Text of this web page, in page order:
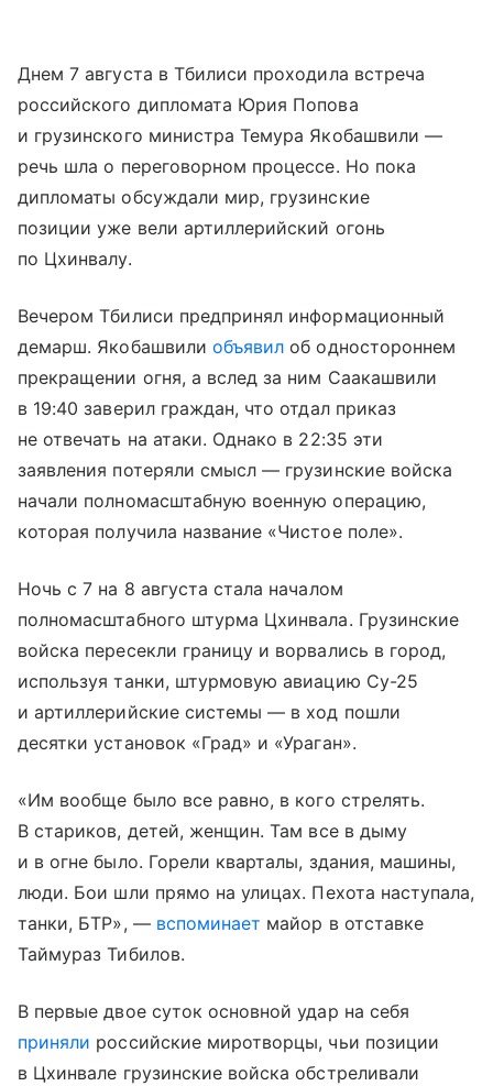
Днем 7 августа в Тбилиси проходила встреча
российского дипломата Юрия Попова
и грузинского министра Темура Якобашвили —
речь шла о переговорном процессе. Но пока
дипломаты обсуждали мир, грузинские
позиции уже вели артиллерийский огонь
по Цхинвалу.
Вечером Тбилиси предпринял информационный
демарш. Якобашвили объявил об одностороннем
прекращении огня, а вслед за ним Саакашвили
в 19:40 заверил граждан, что отдал приказ
не отвечать на атаки. Однако в 22:35 эти
заявления потеряли смысл — грузинские войска
начали полномасштабную военную операцию,
которая получила название «Чистое поле».
Ночь с 7 на 8 августа стала началом
полномасштабного штурма Цхинвала. Грузинские
войска пересекли границу и ворвались в город,
используя танки, штурмовую авиацию Су-25
и артиллерийские системы — в ход пошли
десятки установок «Град» и «Ураган».
«Им вообще было все равно, в кого стрелять.
В стариков, детей, женщин. Там все в дыму
и в огне было. Горели кварталы, здания, машины,
люди. Бои шли прямо на улицах. Пехота наступала,
танки, БТР», — вспоминает майор в отставке
Таймураз Тибилов.
В первые двое суток основной удар на себя
приняли российские миротворцы, чьи позиции
в Цхинвале грузинские войска обстреливали